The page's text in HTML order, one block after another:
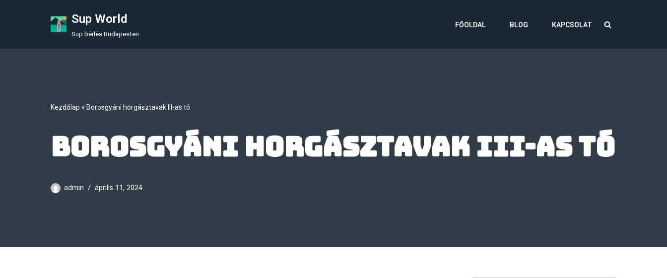
Sup World
Sup bérlés Budapesten
FŐOLDAL BLOG KAPCSOLAT
Kezdőlap » Borosgyáni horgásztavak III-as tó
Borosgyáni horgásztavak III-as tó
admin április 11, 2024